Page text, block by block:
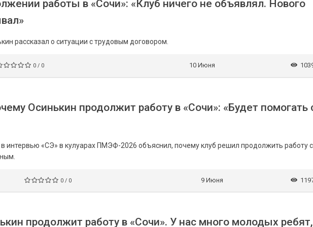
работы в «Сочи»: «Клуб ничего не объявлял. Нового
рассказал о ситуации с трудовым договором.
0 / 0 10 Июня
Осинькин продолжит работу в «Сочи»: «Будет помогать
интервью «СЭ» в кулуарах ПМЭФ-2026 объяснил, почему клуб решил продолжить работу с
0 / 0 9 Июня
продолжит работу в «Сочи». У нас много молодых ребят,